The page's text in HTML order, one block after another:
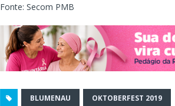
Fonte: Secom PMB
BLUMENAU OKTOBERFEST 2019